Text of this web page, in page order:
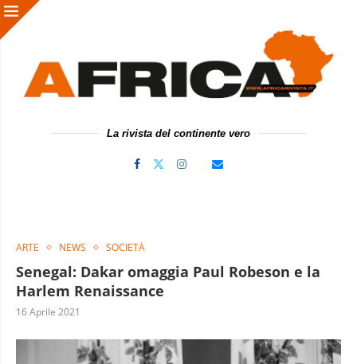
La rivista del continente vero
ARTE NEWS SOCIETÀ
Senegal: Dakar omaggia Paul Robeson e la
Harlem Renaissance
16 Aprile 2021